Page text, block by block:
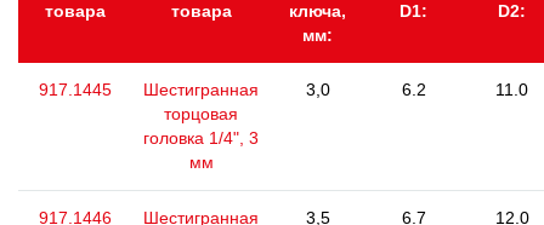
товара
товара
ключа,
мм:
D1:
D2:
917.1445
Шестигранная
торцовая
головка 1/4", 3
мм
3,0 6.2 11.0
917.1446
Шестигранная
3,5 6.7 12.0